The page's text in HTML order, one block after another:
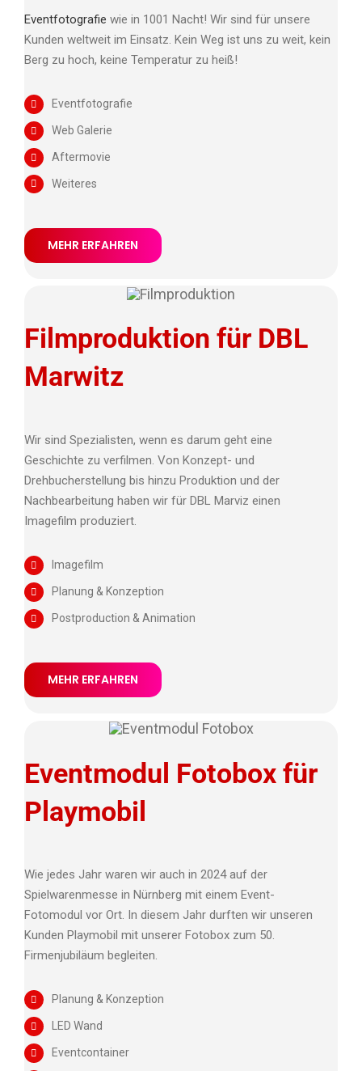
Eventfotografie wie in 1001 Nacht! Wir sind für unsere
Kunden weltweit im Einsatz. Kein Weg ist uns zu weit, kein
Berg zu hoch, keine Temperatur zu heiß!
Eventfotografie
Web Galerie
Aftermovie
Weiteres
MEHR ERFAHREN
Filmproduktion für DBL
Marwitz
Wir sind Spezialisten, wenn es darum geht eine
Geschichte zu verfilmen. Von Konzept- und
Drehbucherstellung bis hinzu Produktion und der
Nachbearbeitung haben wir für DBL Marviz einen
Imagefilm produziert.
Imagefilm
Planung & Konzeption
Postproduction & Animation
MEHR ERFAHREN
Eventmodul Fotobox für
Playmobil
Wie jedes Jahr waren wir auch in 2024 auf der
Spielwarenmesse in Nürnberg mit einem Event-
Fotomodul vor Ort. In diesem Jahr durften wir unseren
Kunden Playmobil mit unserer Fotobox zum 50.
Firmenjubiläum begleiten.
Planung & Konzeption
LED Wand
Eventcontainer